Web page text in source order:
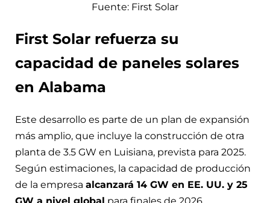
Fuente: First Solar
First Solar refuerza su
capacidad de paneles solares
en Alabama
Este desarrollo es parte de un plan de expansión
más amplio, que incluye la construcción de otra
planta de 3.5 GW en Luisiana, prevista para 2025.
Según estimaciones, la capacidad de producción
de la empresa alcanzará 14 GW en EE. UU. y 25
GW a nivel global para finales de 2026.